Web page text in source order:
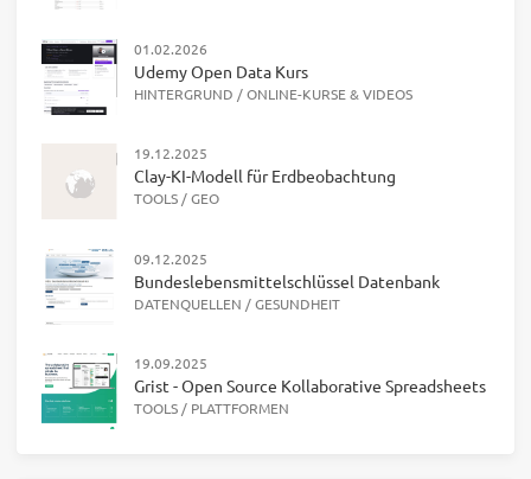
01.02.2026
Udemy Open Data Kurs
HINTERGRUND /ONLINE-KURSE & VIDEOS
19.12.2025
Clay-KI-Modell für Erdbeobachtung
TOOLS /GEO
09.12.2025
Bundeslebensmittelschlüssel Datenbank
DATENQUELLEN /GESUNDHEIT
19.09.2025
Grist - Open Source Kollaborative Spreadsheets
TOOLS / PLATTFORMEN